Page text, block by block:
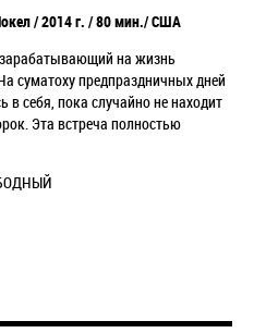
/ 2014 г. / 80 мин./ США
на жизнь
суматоху предпраздничных дней
в себя, пока случайно не находит
Эта встреча полностью